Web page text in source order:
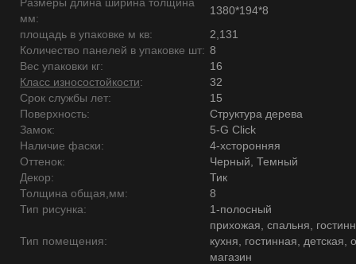
мм:
1380*194*8
площадь в упаковке м кв:
2,131
Количество панелей в упаковке шт: 8
Вес упаковки кг:
16
Класс износостойкости:
32
Срок службы лет:
15
Поверхность:
Структура дерева
Замок:
5-G Click
Наличие фаски:
4-хсторонняя
Оттенок:
Черный, Темный
Декор:
Тик
Толщина общая,мм:
8
Тип рисунка:
1-полосный
Тип помещения:
прихожая, спальня,
кухня, гостинная, детская,
магазин